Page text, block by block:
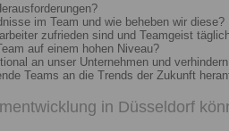
im Team und wie beheben wir diese?
zufrieden sind und Teamgeist
auf einem hohen Niveau?
an unser Unternehmen und
Teams an die Trends der Zukunft
in Düsseldorf